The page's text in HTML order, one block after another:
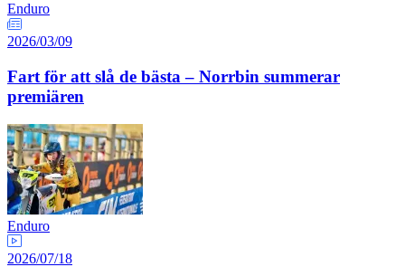
Enduro
2026/03/09
Fart för att slå de bästa – Norrbin summerar
premiären
Enduro
2026/07/18